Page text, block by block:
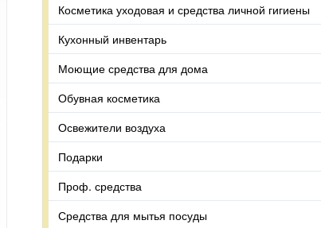
Косметика уходовая и средства личной гигиены
Кухонный инвентарь
Моющие средства для дома
Обувная косметика
Освежители воздуха
Подарки
Проф. средства
Средства для мытья посуды